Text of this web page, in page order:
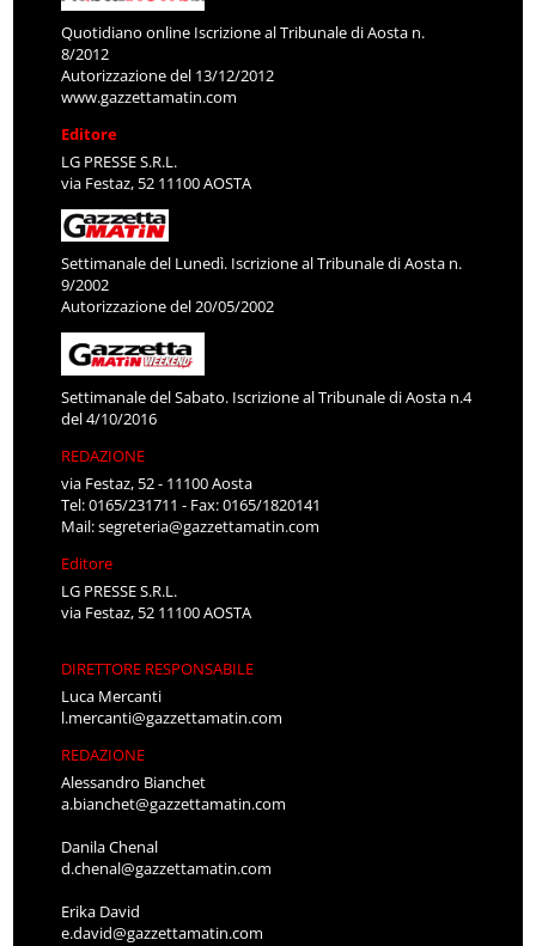
Quotidiano online Iscrizione al Tribunale di Aosta n.
8/2012
Autorizzazione del 13/12/2012
www.gazzettamatin.com
Editore
LG PRESSE S.R.L.
via Festaz, 52 11100 AOSTA
Settimanale del Lunedì. Iscrizione al Tribunale di Aosta n.
9/2002
Autorizzazione del 20/05/2002
Settimanale del Sabato. Iscrizione al Tribunale di Aosta n.4
del 4/10/2016
REDAZIONE
via Festaz, 52 - 11100 Aosta
Tel: 0165/231711 - Fax: 0165/1820141
Mail:segreteria@gazzettamatin.com
Editore
LG PRESSE S.R.L.
via Festaz, 52 11100 AOSTA
DIRETTORE RESPONSABILE
Luca Mercanti
l.mercanti@gazzettamatin.com
REDAZIONE
Alessandro Bianchet
a.bianchet@gazzettamatin.com
Danila Chenal
d.chenal@gazzettamatin.com
Erika David
e.david@gazzettamatin.com